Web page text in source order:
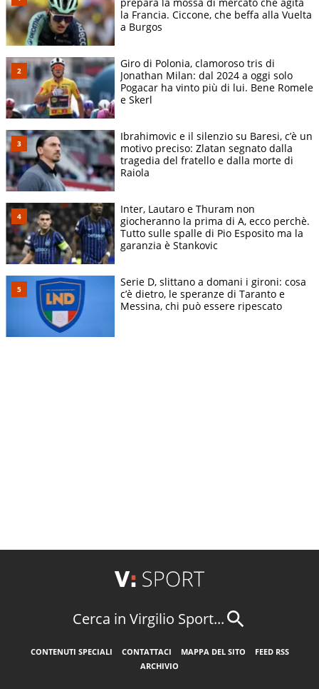
la Francia. Ciccone, che beffa alla Vuelta
a Burgos
Giro di Polonia, clamoroso tris di
Jonathan Milan: dal 2024 a oggi solo
Pogacar ha vinto più di lui. Bene Romele
e Skerl
Ibrahimovic e il silenzio su Baresi, c’è un
motivo preciso: Zlatan segnato dalla
tragedia del fratello e dalla morte di
Raiola
Inter, Lautaro e Thuram non
giocheranno la prima di A, ecco perchè.
Tutto sulle spalle di Pio Esposito ma la
garanzia è Stankovic
Serie D, slittano a domani i gironi: cosa
c’è dietro, le speranze di Taranto e
Messina, chi può essere ripescato
Cerca in Virgilio Sport...
CONTENUTI SPECIALI CONTATTACI MAPPA DEL SITO
FEED RSS
ARCHIVIO